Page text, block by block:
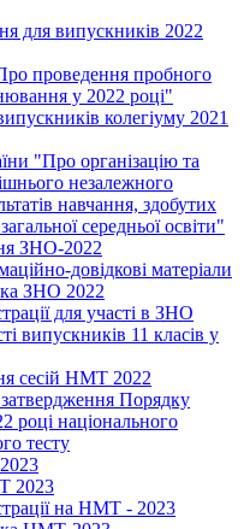
для випускників 2022
проведення пробного
у 2022 році"
колегіуму 2021
"Про організацію та
незалежного
навчання, здобутих
середньої освіти"
ЗНО-2022
довідкові матеріали
ЗНО 2022
для участі в ЗНО
випускників 11 класів у
сесій НМТ 2022
Порядку
році національного
тесту
2023
на НМТ - 2023